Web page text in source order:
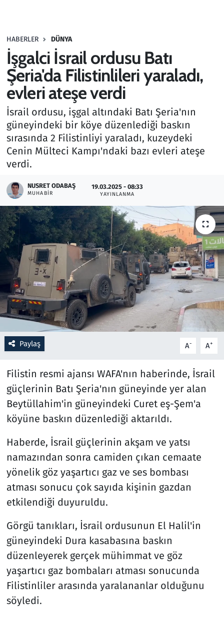
HABERLER DÜNYA
İşgalci İsrail ordusu Batı
Şeria'da Filistinlileri yaraladı,
evleri ateşe verdi
İsrail ordusu, işgal altındaki Batı Şeria'nın
güneyindeki bir köye düzenlediği baskın
sırasında 2 Filistinliyi yaraladı, kuzeydeki
Cenin Mülteci Kampı'ndaki bazı evleri ateşe
verdi.
NUSRET ODABAŞ
MUHABIR
19.03.2025 - 08:33
YAYINLANMA
Paylaş A- A+
Filistin resmi ajansı WAFA'nın haberinde, İsrail
güçlerinin Batı Şeria'nın güneyinde yer alan
Beytüllahim'in güneyindeki Curet eş-Şem'a
köyüne baskın düzenlediği aktarıldı.
Haberde, İsrail güçlerinin akşam ve yatsı
namazından sonra camiden çıkan cemaate
yönelik göz yaşartıcı gaz ve ses bombası
atması sonucu çok sayıda kişinin gazdan
etkilendiği duyuruldu.
Görgü tanıkları, İsrail ordusunun El Halil'in
güneyindeki Dura kasabasına baskın
düzenleyerek gerçek mühimmat ve göz
yaşartıcı gaz bombaları atması sonucunda
Filistinliler arasında yaralananlar olduğunu
söyledi.
Haber
Kültür Sanat
Kurumsal Haberler
Lezzet Durağı
Memur ve Kamu
Otomobil
Oyun
Ramazan
Resmi İlanlar
Rüya Tabirleri
Sağlık
Savunma Sanayi
Seçim 2023
Spor
Teknoloji ve Bilim
Televizyon